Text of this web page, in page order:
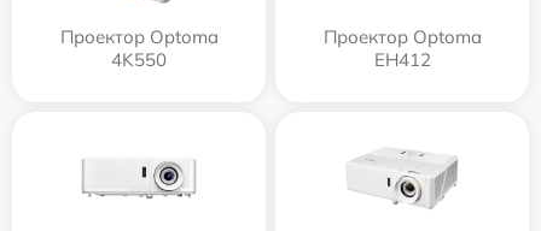
Проектор Optoma
4K550
Проектор Optoma
EH412